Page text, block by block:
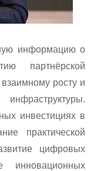
информацию о
партнёрской
взаимному росту и
инвестициях в
практической
цифровых
инновационных